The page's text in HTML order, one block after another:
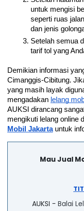
untuk mengisi
seperti ruas
dan jenis
Setelah semua
tarif tol yang
Demikian informasi
Cimanggis-Cibitung.
yang masih layak
mengadakan lelang
AUKSI dirancang
mengikuti lelang online
Mobil Jakarta untuk
Mau Jual
AUKSI - Balai